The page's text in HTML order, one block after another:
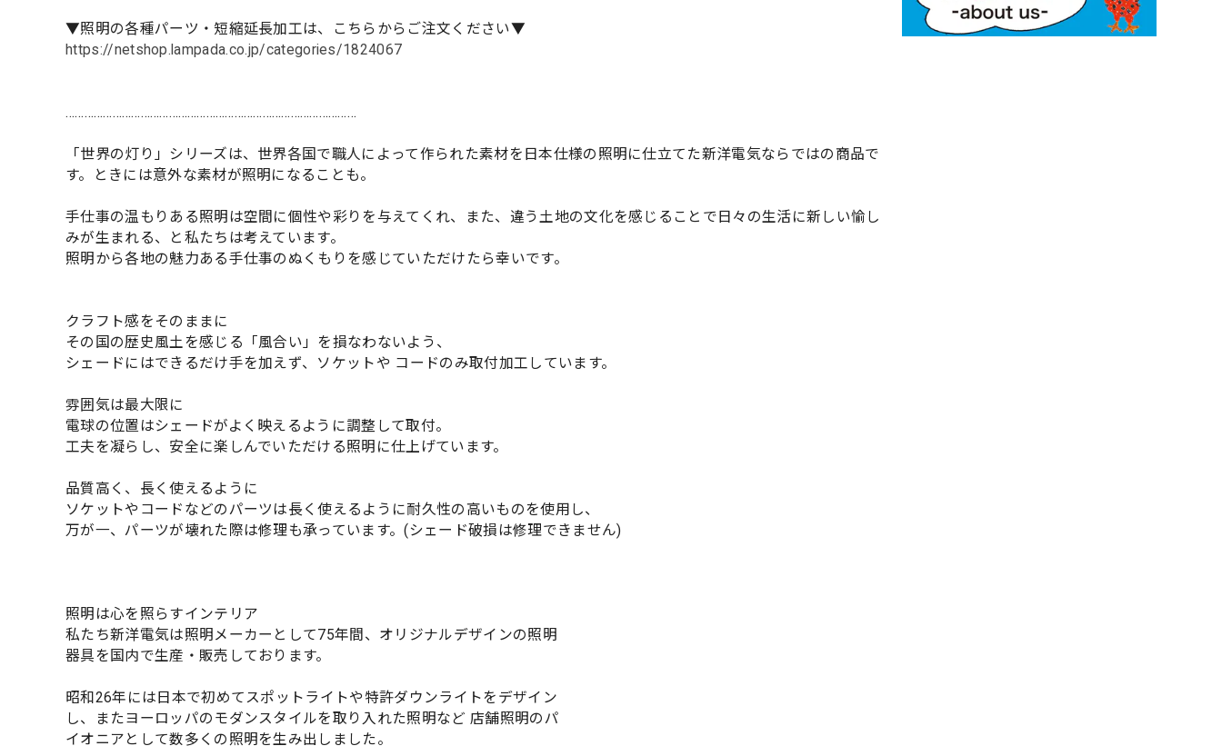
▼照明の各種パーツ・短縮延長加工は、こちらからご注文ください▼
https://netshop.lampada.co.jp/categories/1824067
…………………………………………………………………………………
「世界の灯り」シリーズは、世界各国で職人によって作られた素材を日本仕様の照明に仕立てた新洋電気ならではの商品で
す。ときには意外な素材が照明になることも。
手仕事の温もりある照明は空間に個性や彩りを与えてくれ、また、違う土地の文化を感じることで日々の生活に新しい愉し
みが生まれる、と私たちは考えています。
照明から各地の魅力ある手仕事のぬくもりを感じていただけたら幸いです。
クラフト感をそのままに
その国の歴史風土を感じる「風合い」を損なわないよう、
シェードにはできるだけ手を加えず、ソケットや コードのみ取付加工しています。
雰囲気は最大限に
電球の位置はシェードがよく映えるように調整して取付。
工夫を凝らし、安全に楽しんでいただける照明に仕上げています。
品質高く、長く使えるように
ソケットやコードなどのパーツは長く使えるように耐久性の高いものを使用し、
万が一、パーツが壊れた際は修理も承っています。(シェード破損は修理できません)
照明は心を照らすインテリア
私たち新洋電気は照明メーカーとして75年間、オリジナルデザインの照明
器具を国内で生産・販売しております。
昭和26年には日本で初めてスポットライトや特許ダウンライトをデザイン
し、またヨーロッパのモダンスタイルを取り入れた照明など 店舗照明のパ
イオニアとして数多くの照明を生み出しました。